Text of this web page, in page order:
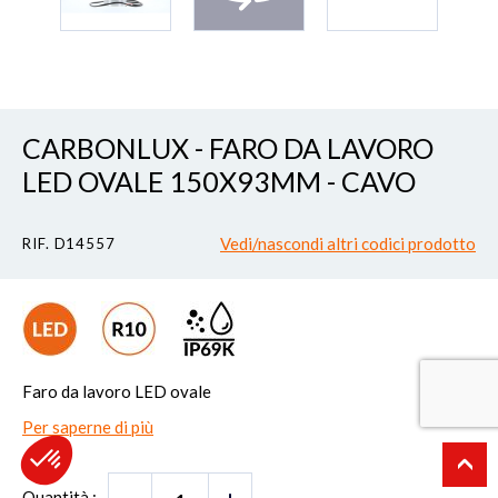
CARBONLUX - FARO DA LAVORO
LED OVALE 150X93MM - CAVO
RIF. D14557 Vedi/nascondi altri codici prodotto
Faro da lavoro LED ovale
Per saperne di più